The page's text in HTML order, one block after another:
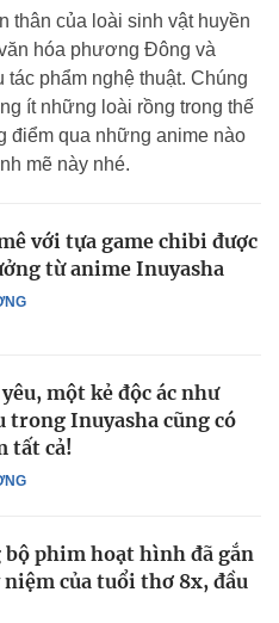
thân của loài sinh vật huyền
hóa phương Đông và
phẩm nghệ thuật. Chúng
ít những loài rồng trong thế
điểm qua những anime nào
mẽ này nhé.
với tựa game chibi được
từ anime Inuyasha
một kẻ độc ác như
trong Inuyasha cũng có
tất cả!
bộ phim hoạt hình đã gắn
của tuổi thơ 8x, đầu